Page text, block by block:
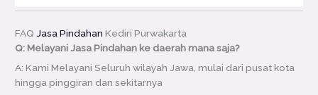
FAQ Jasa Pindahan Kediri Purwakarta
Q: Melayani Jasa Pindahan ke daerah mana saja?
A: Kami Melayani Seluruh wilayah Jawa, mulai dari pusat kota
hingga pinggiran dan sekitarnya